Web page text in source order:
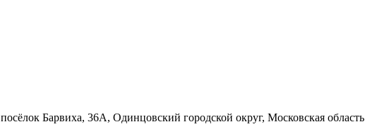
посёлок Барвиха, 36А, Одинцовский городской округ, Московская область